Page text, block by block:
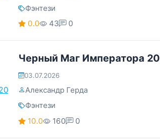
Фэнтези
0.0
43 0
Черный Маг Императора 20
03.07.2026
Александр Герда
Фэнтези
10.0
160 0